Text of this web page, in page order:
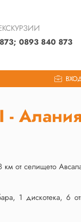
0893 840 873
- Алания
км от селището
1 дискотека, 6